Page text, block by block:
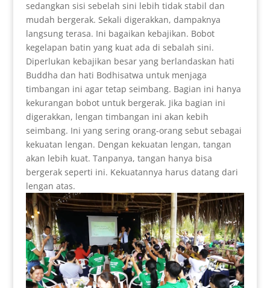
sedangkan sisi sebelah sini lebih tidak stabil dan
mudah bergerak. Sekali digerakkan, dampaknya
langsung terasa. Ini bagaikan kebajikan. Bobot
kegelapan batin yang kuat ada di sebalah sini.
Diperlukan kebajikan besar yang berlandaskan hati
Buddha dan hati Bodhisatwa untuk menjaga
timbangan ini agar tetap seimbang. Bagian ini hanya
kekurangan bobot untuk bergerak. Jika bagian ini
digerakkan, lengan timbangan ini akan kebih
seimbang. Ini yang sering orang-orang sebut sebagai
kekuatan lengan. Dengan kekuatan lengan, tangan
akan lebih kuat. Tanpanya, tangan hanya bisa
bergerak seperti ini. Kekuatannya harus datang dari
lengan atas.